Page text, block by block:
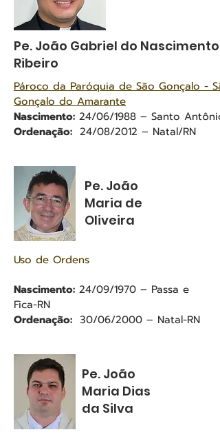
Pe. João Gabriel do Nascimento
Ribeiro
Pároco da Paróquia de São Gonçalo -
Gonçalo do Amarante
Nascimento: 24/06/1988 – Santo
Ordenação: 24/08/2012 – Natal/RN
Pe. João
Maria de
Oliveira
Uso de Ordens
Nascimento: 24/09/1970 – Passa e
Fica-RN
Ordenação: 30/06/2000 – Natal-RN
Pe. João
Maria Dias
da Silva